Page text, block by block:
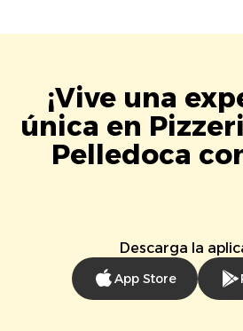
¡Vive una
única en
Pelledoca
Descarga la
App Store